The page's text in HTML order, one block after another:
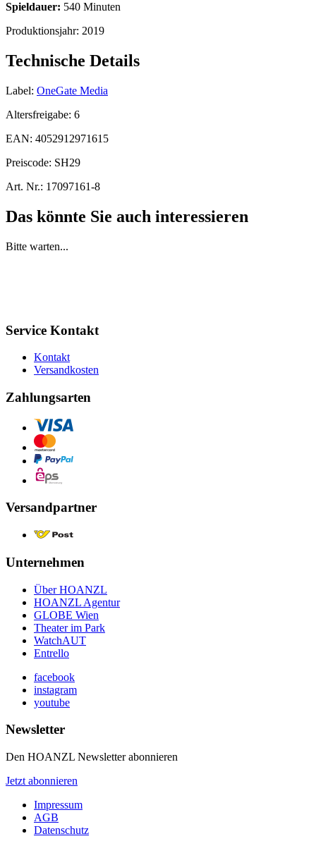
Spieldauer: 540 Minuten
Produktionsjahr: 2019
Technische Details
Label: OneGate Media
Altersfreigabe: 6
EAN: 4052912971615
Preiscode: SH29
Art. Nr.: 17097161-8
Das könnte Sie auch interessieren
Bitte warten...
Service Kontakt
Kontakt
Versandkosten
Zahlungsarten
Versandpartner
Unternehmen
Über HOANZL
HOANZL Agentur
GLOBE Wien
Theater im Park
WatchAUT
Entrello
facebook
instagram
youtube
Newsletter
Den HOANZL Newsletter abonnieren
Jetzt abonnieren
Impressum
AGB
Datenschutz